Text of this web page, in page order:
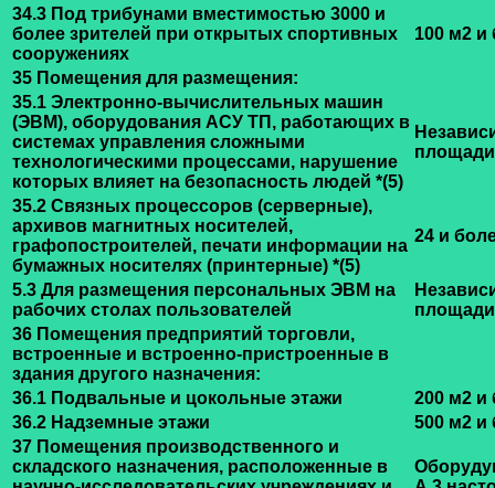
34.3 Под трибунами вместимостью 3000 и
более зрителей при открытых спортивных
сооружениях
100 м2 и
35 Помещения для размещения:
35.1 Электронно-вычислительных машин
(ЭВМ), оборудования АСУ ТП, работающих в
системах управления сложными
технологическими процессами, нарушение
которых влияет на безопасность людей *(5)
площади
35.2 Связных процессоров (серверные),
архивов магнитных носителей,
графопостроителей, печати информации на
бумажных носителях (принтерные) *(5)
24 и
5.3 Для размещения персональных ЭВМ на
рабочих столах пользователей
площади
36 Помещения предприятий торговли,
встроенные и встроенно-пристроенные в
здания другого назначения:
36.1 Подвальные и цокольные этажи
200 м2 и
36.2 Надземные этажи
500 м2 и
37 Помещения производственного и
складского назначения, расположенные в